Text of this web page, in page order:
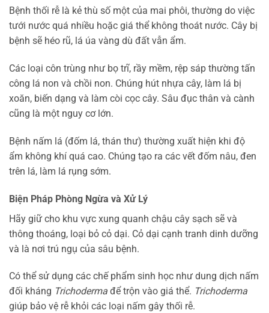
Bệnh thối rễ là kẻ thù số một của mai phôi, thường do việc
tưới nước quá nhiều hoặc giá thể không thoát nước. Cây bị
bệnh sẽ héo rũ, lá úa vàng dù đất vẫn ẩm.
Các loại côn trùng như bọ trĩ, rầy mềm, rệp sáp thường tấn
công lá non và chồi non. Chúng hút nhựa cây, làm lá bị
xoăn, biến dạng và làm còi cọc cây. Sâu đục thân và cành
cũng là một nguy cơ lớn.
Bệnh nấm lá (đốm lá, thán thư) thường xuất hiện khi độ
ẩm không khí quá cao. Chúng tạo ra các vết đốm nâu, đen
trên lá, làm lá rụng sớm.
Biện Pháp Phòng Ngừa và Xử Lý
Hãy giữ cho khu vực xung quanh chậu cây sạch sẽ và
thông thoáng, loại bỏ cỏ dại. Cỏ dại cạnh tranh dinh dưỡng
và là nơi trú ngụ của sâu bệnh.
Có thể sử dụng các chế phẩm sinh học như dung dịch nấm
đối kháng Trichoderma để trộn vào giá thể. Trichoderma
giúp bảo vệ rễ khỏi các loại nấm gây thối rễ.